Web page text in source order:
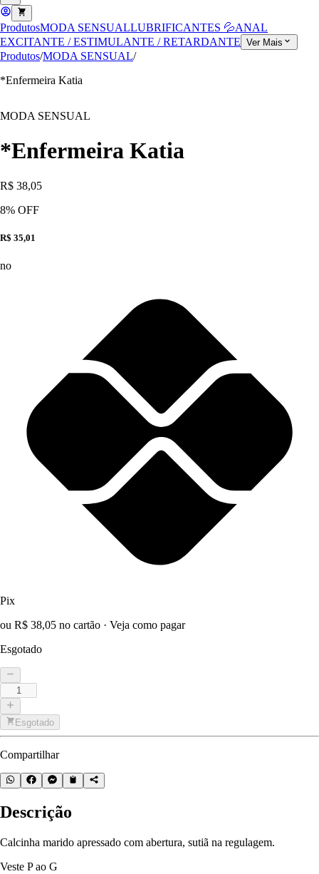
ProdutosMODA SENSUALLUBRIFICANTES 💦ANAL
EXCITANTE / ESTIMULANTE / RETARDANTE Ver Mais
Produtos/MODA SENSUAL/
*Enfermeira Katia
MODA SENSUAL
*Enfermeira Katia
R$ 38,05
8% OFF
R$ 35,01
no
Pix
ou R$ 38,05 no cartão · Veja como pagar
Esgotado
Esgotado
Compartilhar
Descrição
Calcinha marido apressado com abertura, sutiã na regulagem.
Veste P ao G